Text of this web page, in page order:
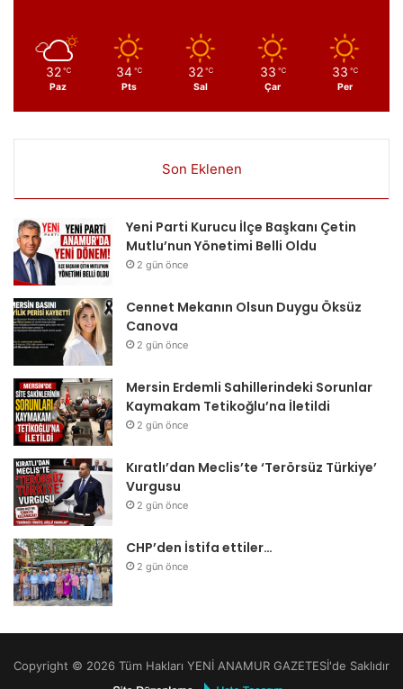
32 ℃
Paz
34 ℃
Pts
32 ℃
Sal
33 ℃
Çar
33 ℃
Per
Son Eklenen
Yeni Parti Kurucu İlçe Başkanı Çetin
Mutlu’nun Yönetimi Belli Oldu
2 gün önce
Cennet Mekanın Olsun Duygu Öksüz
Canova
2 gün önce
Mersin Erdemli Sahillerindeki Sorunlar
Kaymakam Tetikoğlu’na İletildi
2 gün önce
Kıratlı’dan Meclis’te ‘Terörsüz Türkiye’
Vurgusu
2 gün önce
CHP’den İstifa ettiler…
2 gün önce
Copyright © 2026 Tüm Hakları YENİ ANAMUR GAZETESİ'de Saklıdır